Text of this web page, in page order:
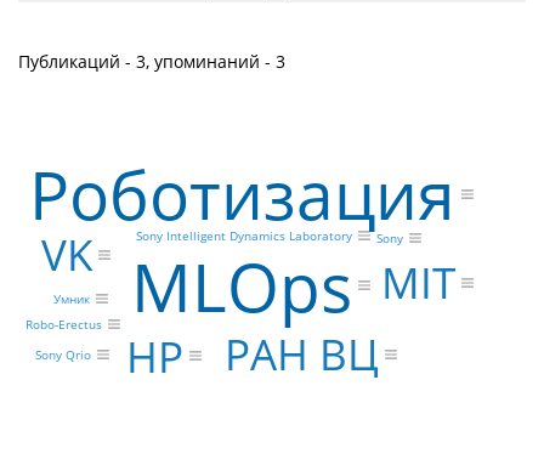
Публикаций - 3, упоминаний - 3
MLOps
Роботизация
HP РАН ВЦ
VK MIT
Умник
Sony
Sony Intelligent Dynamics Laboratory
Robo-Erectus
Sony Qrio